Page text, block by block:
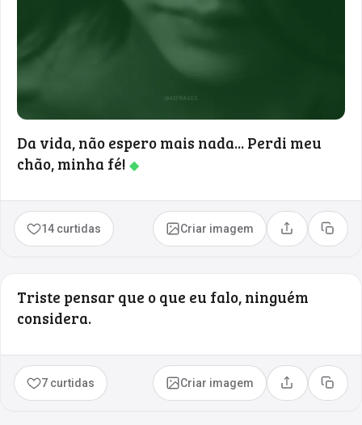
Da vida, não espero mais nada... Perdi meu
chão, minha fé! ◆
14 curtidas Criar imagem Compartilhar
Copiar
Triste pensar que o que eu falo, ninguém
considera.
7 curtidas Criar imagem Compartilhar
Copiar